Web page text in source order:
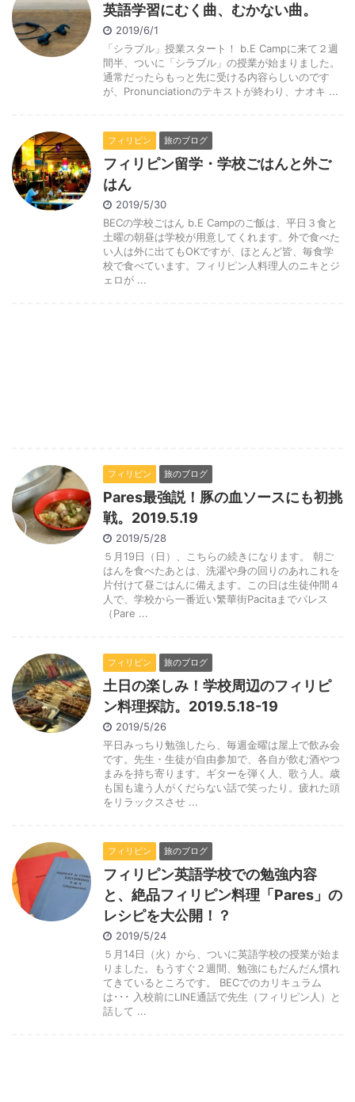
英語学習にむく曲、むかない曲。
2019/6/1
「シラブル」授業スタート！ b.E Campに来て２週
間半、ついに「シラブル」の授業が始まりました。
通常だったらもっと先に受ける内容らしいのです
が、Pronunciationのテキストが終わり、ナオキ ...
フィリピン 旅のブログ
フィリピン留学・学校ごはんと外ご
はん
2019/5/30
BECの学校ごはん b.E Campのご飯は、平日３食と
土曜の朝昼は学校が用意してくれます。外で食べた
い人は外に出てもOKですが、ほとんど皆、毎食学
校で食べています。フィリピン人料理人のニキとジ
ェロが ...
フィリピン 旅のブログ
Pares最強説！豚の血ソースにも初挑
戦。2019.5.19
2019/5/28
５月19日（日）、こちらの続きになります。 朝ご
はんを食べたあとは、洗濯や身の回りのあれこれを
片付けて昼ごはんに備えます。この日は生徒仲間４
人で、学校から一番近い繁華街Pacitaまでパレス
（Pare ...
フィリピン 旅のブログ
土日の楽しみ！学校周辺のフィリピ
ン料理探訪。2019.5.18-19
2019/5/26
平日みっちり勉強したら、毎週金曜は屋上で飲み会
です。先生・生徒が自由参加で、各自が飲む酒やつ
まみを持ち寄ります。ギターを弾く人、歌う人。歳
も国も違う人がくだらない話で笑ったり。疲れた頭
をリラックスさせ ...
フィリピン 旅のブログ
フィリピン英語学校での勉強内容
と、絶品フィリピン料理「Pares」の
レシピを大公開！？
2019/5/24
５月14日（火）から、ついに英語学校の授業が始ま
りました。もうすぐ２週間、勉強にもだんだん慣れ
てきているところです。 BECでのカリキュラム
は･･･ 入校前にLINE通話で先生（フィリピン人）と
話して ...